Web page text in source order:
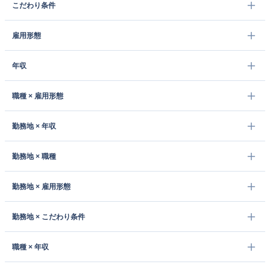
こだわり条件
雇用形態
年収
職種 × 雇用形態
勤務地 × 年収
勤務地 × 職種
勤務地 × 雇用形態
勤務地 × こだわり条件
職種 × 年収